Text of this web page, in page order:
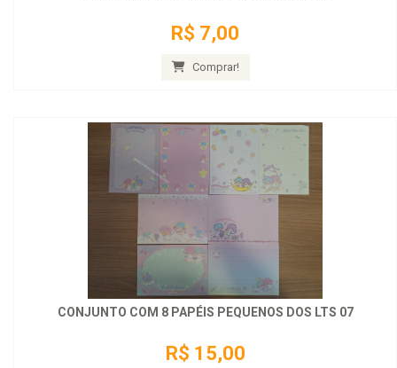
R$ 7,00
Comprar!
CONJUNTO COM 8 PAPÉIS PEQUENOS DOS LTS 07
R$ 15,00